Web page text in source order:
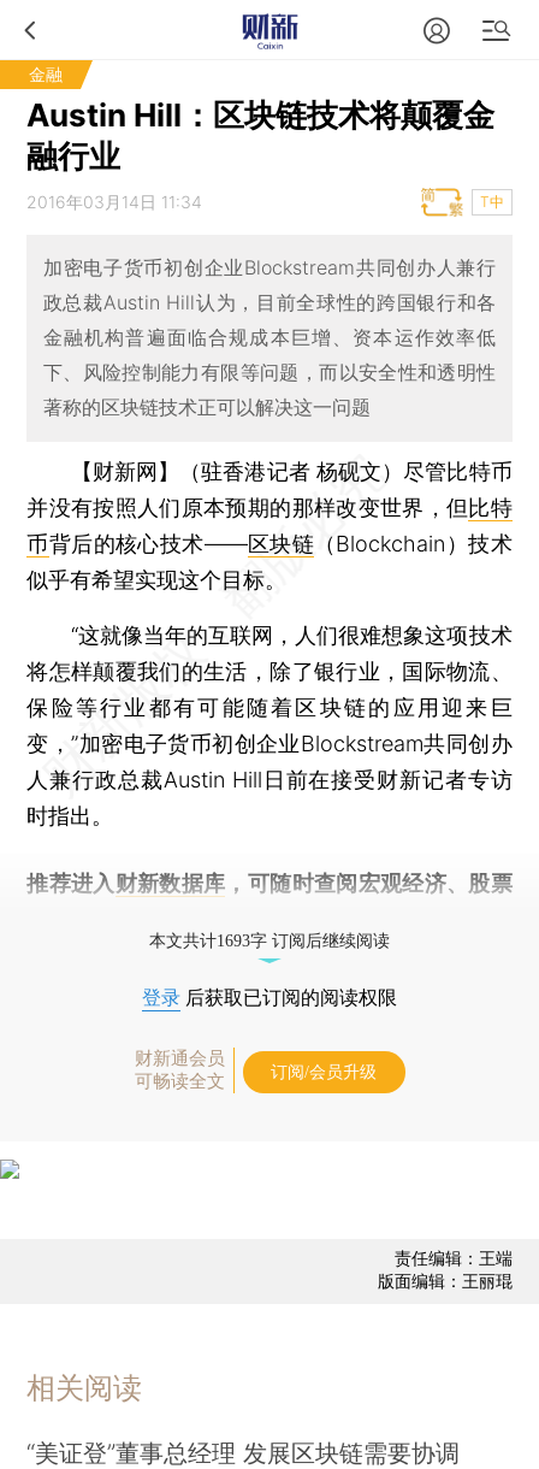
金融
Austin Hill：区块链技术将颠覆金
融行业
2016年03月14日 11:34 T中
加密电子货币初创企业Blockstream共同创办人兼行
政总裁Austin Hill认为，目前全球性的跨国银行和各
金融机构普遍面临合规成本巨增、资本运作效率低
下、风险控制能力有限等问题，而以安全性和透明性
著称的区块链技术正可以解决这一问题
【财新网】（驻香港记者 杨砚文）尽管比特币
并没有按照人们原本预期的那样改变世界，但 比特
币背后的核心技术——区块链 （Blockchain）技术
似乎有希望实现这个目标。
“这就像当年的互联网，人们很难想象这项技术
将怎样颠覆我们的生活，除了银行业，国际物流、
保险等行业都有可能随着区块链的应用迎来巨
变，”加密电子货币初创企业Blockstream共同创办
人兼行政总裁Austin Hill日前在接受财新记者专访
时指出。
推荐进入 财新数据库 ，可随时查阅宏观经济、股票
本文共计1693字 订阅后继续阅读
登录 后获取已订阅的阅读权限
财新通会员
可畅读全文
订阅/会员升级
责任编辑：王端
版面编辑：王丽琨
相关阅读
“美证登”董事总经理 发展区块链需要协调